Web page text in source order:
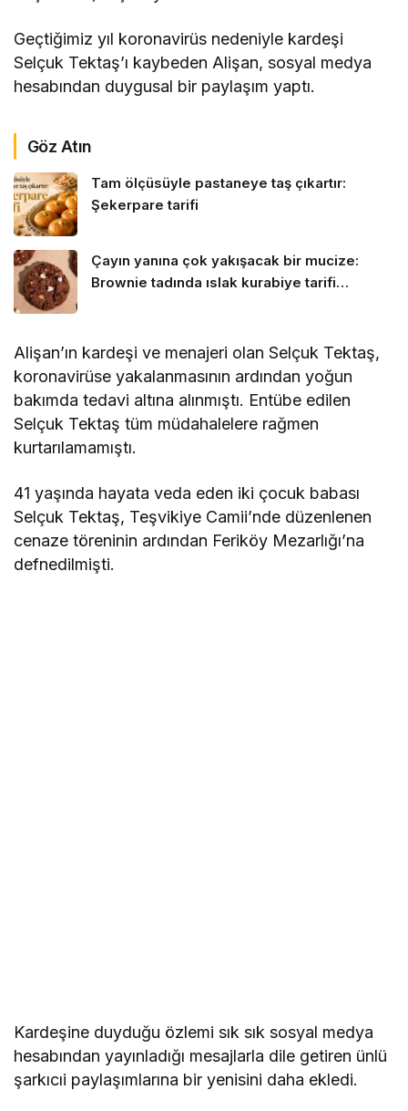
Geçtiğimiz yıl koronavirüs nedeniyle kardeşi
Selçuk Tektaş’ı kaybeden Alişan, sosyal medya
hesabından duygusal bir paylaşım yaptı.
Göz Atın
Tam ölçüsüyle pastaneye taş çıkartır:
Şekerpare tarifi
Çayın yanına çok yakışacak bir mucize:
Brownie tadında ıslak kurabiye tarifi…
Alişan’ın kardeşi ve menajeri olan Selçuk Tektaş,
koronavirüse yakalanmasının ardından yoğun
bakımda tedavi altına alınmıştı. Entübe edilen
Selçuk Tektaş tüm müdahalelere rağmen
kurtarılamamıştı.
41 yaşında hayata veda eden iki çocuk babası
Selçuk Tektaş, Teşvikiye Camii’nde düzenlenen
cenaze töreninin ardından Feriköy Mezarlığı’na
defnedilmişti.
Kardeşine duyduğu özlemi sık sık sosyal medya
hesabından yayınladığı mesajlarla dile getiren ünlü
şarkıcıi paylaşımlarına bir yenisini daha ekledi.